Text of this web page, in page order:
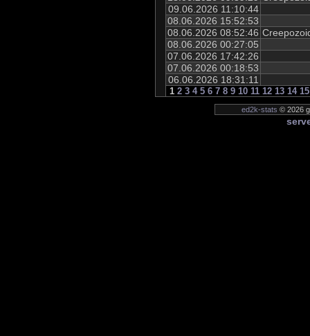
09.06.2026 11:10:44
08.06.2026 15:52:53
08.06.2026 08:52:46
08.06.2026 00:27:05
07.06.2026 17:42:26
07.06.2026 00:18:53
06.06.2026 18:31:11
1 2 3 4 5 6 7 8 9 10 11 12 13 14 15
ed2k-stats © 2026